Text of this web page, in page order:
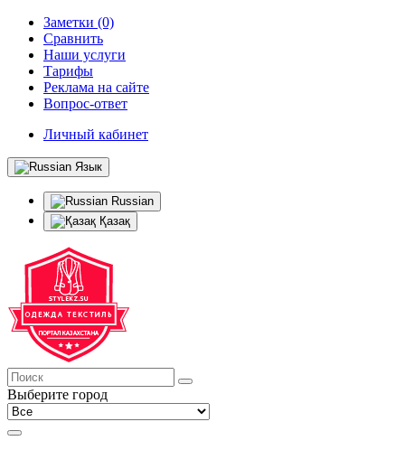
Заметки (0)
Сравнить
Наши услуги
Тарифы
Реклама на сайте
Вопрос-ответ
Личный кабинет
Язык
Russian
Қазақ
Выберите город